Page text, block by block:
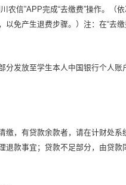
”APP完成“去缴费”操作。（依
免产生退费步骤。）注：在“去
发放至学生本人中国银行个人账
，有贷款余款者，请在计财处
款事宜；贷款不足部分，由贷款